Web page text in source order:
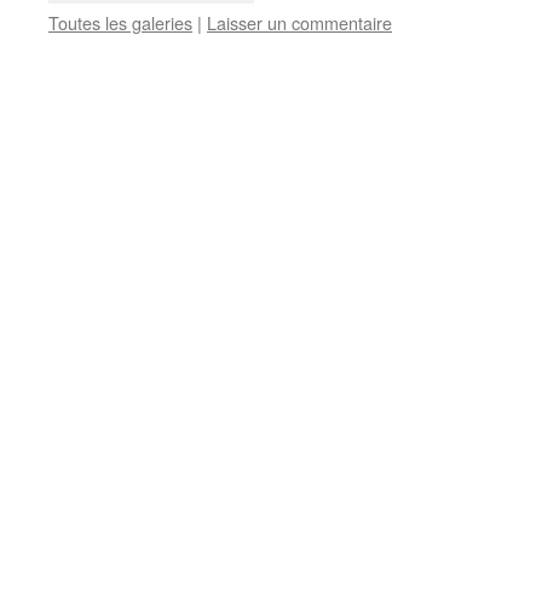
Toutes les galeries | Laisser un commentaire